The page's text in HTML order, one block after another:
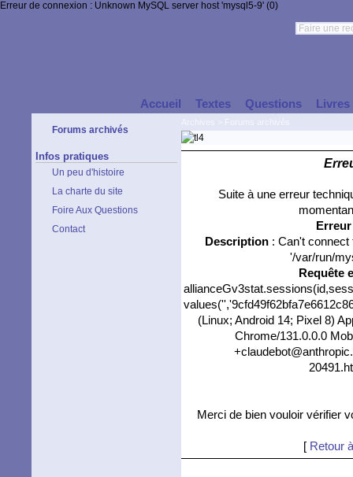
Erreur de connexion : Unknown MySQL server host 'mysql5-9' (0)
Accueil Textes Questions Livres
Forums archivés
Infos pratiques
Un peu d'histoire
La charte du site
Foire Aux Questions
Contact
Suite à une erreur
Description: Can't connect
'/var/run/
Requête
(Linux; Android 14; Pixel 8)
Chrome/131.0.0.0
Merci de bien vouloir vérifier
[ Retour